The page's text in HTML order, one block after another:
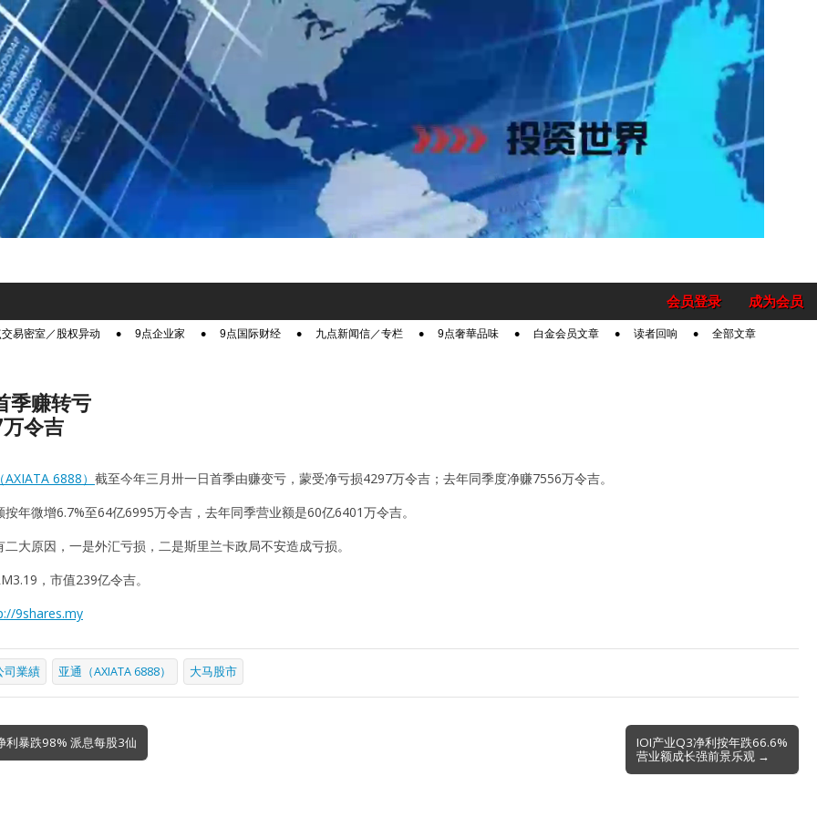
成为会员
会员登录
易密室／股权异动 9点企业家 9点国际财经 九点新闻信／专栏 9点奢華品味 白金会员文章 读者回响 全部文章
季赚转亏
令吉
6888） 截至今年三月卅一日首季由赚变亏，蒙受净亏损4297万令吉；去年同季度净赚7556万令吉。
年微增6.7%至64亿6995万令吉，去年同季营业额是60亿6401万令吉。
大原因，一是外汇亏损，二是斯里兰卡政局不安造成亏损。
，市值239亿令吉。
9shares.my
司業績 亚通（AXIATA 6888） 大马股市
暴跌98% 派息每股3仙
IOI产业Q3净利按年跌66.6%
营业额成长强前景乐观 →